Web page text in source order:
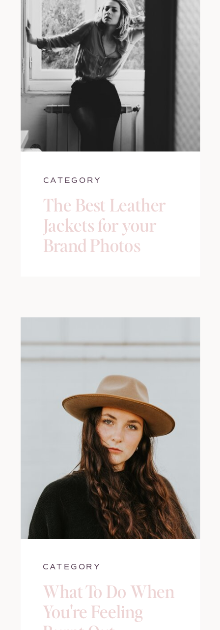
CATEGORY
The Best Leather
Jackets for your
Brand Photos
CATEGORY
What To Do When
You're Feeling